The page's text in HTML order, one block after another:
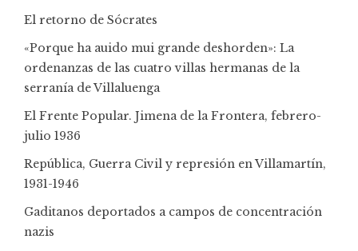
El retorno de Sócrates
«Porque ha auido mui grande deshorden»: La
ordenanzas de las cuatro villas hermanas de la
serranía de Villaluenga
El Frente Popular. Jimena de la Frontera, febrero-
julio 1936
República, Guerra Civil y represión en Villamartín,
1931-1946
Gaditanos deportados a campos de concentración
nazis